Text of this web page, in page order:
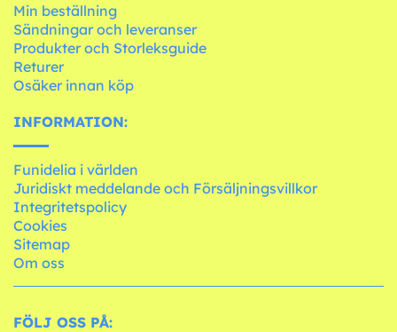
Min beställning
Sändningar och leveranser
Produkter och Storleksguide
Returer
Osäker innan köp
INFORMATION:
Funidelia i världen
Juridiskt meddelande och Försäljningsvillkor
Integritetspolicy
Cookies
Sitemap
Om oss
FÖLJ OSS PÅ: